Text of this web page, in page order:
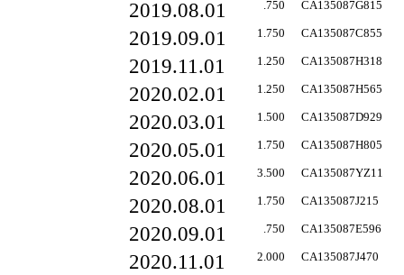
2019.08.01 .750 CA135087G815
2019.09.01 1.750 CA135087C855
2019.11.01 1.250 CA135087H318
2020.02.01 1.250 CA135087H565
2020.03.01 1.500 CA135087D929
2020.05.01 1.750 CA135087H805
2020.06.01 3.500 CA135087YZ11
2020.08.01 1.750 CA135087J215
2020.09.01 .750 CA135087E596
2020.11.01 2.000 CA135087J470